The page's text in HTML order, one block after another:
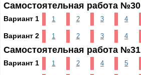
Самостоятельная работа №30
Вариант 1 1 2 3 4
Вариант 2 1 2 3 4
Самостоятельная работа №31
Вариант 1 1 2 4 5